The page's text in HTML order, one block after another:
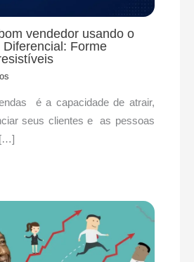
vendedor usando o
Forme
é a capacidade de atrair,
seus clientes e as pessoas